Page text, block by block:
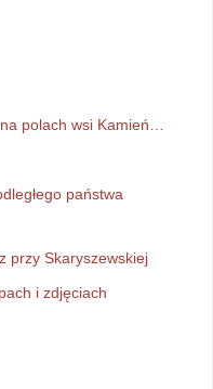
polach wsi Kamień…
państwa
przy Skaryszewskiej
i zdjęciach